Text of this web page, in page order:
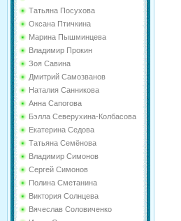
Татьяна Посухова
Оксана Птичкина
Марина Пышминцева
Владимир Прокин
Зоя Савина
Дмитрий Самозванов
Наталия Санникова
Анна Сапогова
Бэлла Северухина-Колбасова
Екатерина Седова
Татьяна Семёнова
Владимир Симонов
Сергей Симонов
Полина Сметанина
Виктория Солнцева
Вячеслав Соловиченко